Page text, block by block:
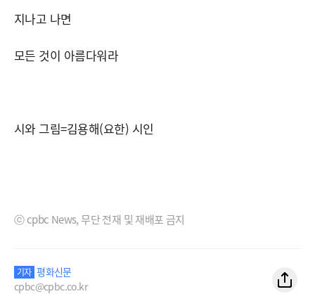
지나고 나면
모든 것이 아름다워라
시와 그림=김용해(요한) 시인
ⓒ cpbc News, 무단 전재 및 재배포 금지
기자 평화신문
cpbc@cpbc.co.kr